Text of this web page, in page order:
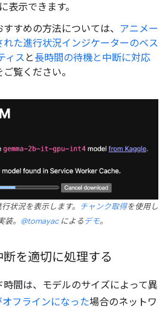
表示できます。
すめの方法については、 アニメー
れた進行状況インジケーターのベス
ィスと 長時間の待機と中断に対応
ご覧ください。
状況を表示します。 チャンク取得を使用し
。 @tomayacによるデモ。
を適切に処理する
間は、モデルのサイズによって異
フラインになった場合のネットワ